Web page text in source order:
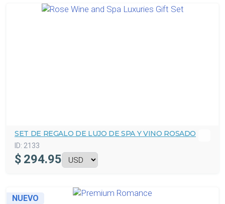
SET DE REGALO DE LUJO DE SPA Y VINO ROSADO
ID: 2133
$ 294.95
NUEVO